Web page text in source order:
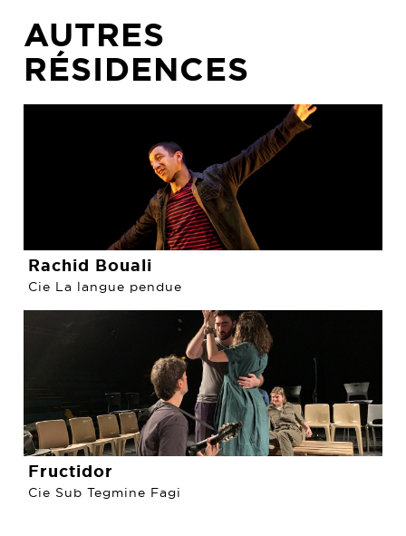
AUTRES
RÉSIDENCES
Rachid Bouali
Cie La langue pendue
Fructidor
Cie Sub Tegmine Fagi